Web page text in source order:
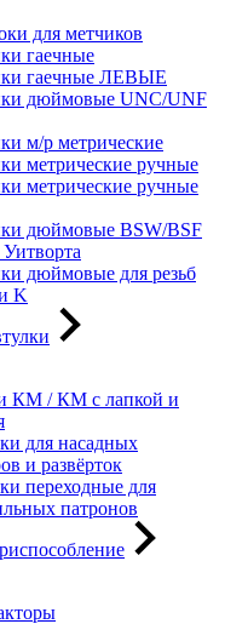
для метчиков
гаечные
гаечные ЛЕВЫЕ
дюймовые UNC/UNF
м/р метрические
метрические ручные
метрические ручные
дюймовые BSW/BSF
Уитворта
дюймовые для резьб
K
КМ / КМ с лапкой и
для насадных
и развёрток
переходные для
патронов